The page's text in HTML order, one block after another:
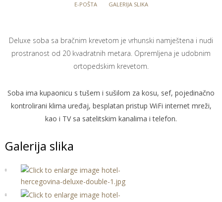
E-POŠTA
GALERIJA SLIKA
Deluxe soba sa bračnim krevetom je vrhunski namještena i nudi
prostranost od 20 kvadratnih metara. Opremljena je udobnim
ortopedskim krevetom.
Soba ima kupaonicu s tušem i sušilom za kosu, sef, pojedinačno
kontrolirani klima uređaj, besplatan pristup WiFi internet mreži,
kao i TV sa satelitskim kanalima i telefon.
Galerija slika